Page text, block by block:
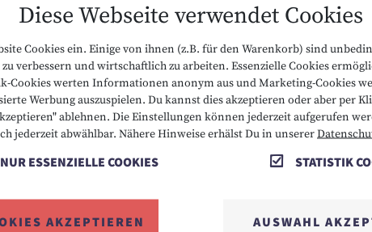
BABY- UND KINDERBETREUUNG
Die Baby- und Kinderbetreuung ist von 0
bis 16 Jahren in verschiedenen
Altersgruppen, ganztags an 7 Tagen pro
Woche, von 08:30 bis 21:00 Uhr durch 25
professionelle MitarbeiterInnen
inklusive.
Diese Webseite verwendet Cookies
Cookies ein. Einige von ihnen (z.B. für den Warenkorb) sind
verbessern und wirtschaftlich zu arbeiten. Essenzielle Cookies
Cookies werten Informationen anonym aus und Marketing-Cookies
Werbung auszuspielen. Du kannst dies akzeptieren oder aber per
ablehnen. Die Einstellungen können jederzeit aufgerufen
jederzeit abwählbar. Nähere Hinweise erhälst Du in unserer
NUR ESSENZIELLE COOKIES STATISTIK
AKZEPTIEREN AUSWAHL